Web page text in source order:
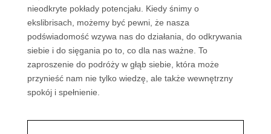
nieodkryte pokłady potencjału. Kiedy śnimy o
ekslibrisach, możemy być pewni, że nasza
podświadomość wzywa nas do działania, do odkrywania
siebie i do sięgania po to, co dla nas ważne. To
zaproszenie do podróży w głąb siebie, która może
przynieść nam nie tylko wiedzę, ale także wewnętrzny
spokój i spełnienie.